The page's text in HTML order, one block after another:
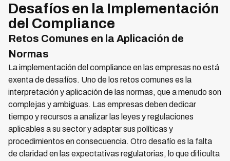
Desafíos en la Implementación
del Compliance
Retos Comunes en la Aplicación de
Normas
La implementación del compliance en las empresas no está
exenta de desafíos. Uno de los retos comunes es la
interpretación y aplicación de las normas, que a menudo son
complejas y ambiguas. Las empresas deben dedicar
tiempo y recursos a analizar las leyes y regulaciones
aplicables a su sector y adaptar sus políticas y
procedimientos en consecuencia. Otro desafío es la falta
de claridad en las expectativas regulatorias, lo que dificulta